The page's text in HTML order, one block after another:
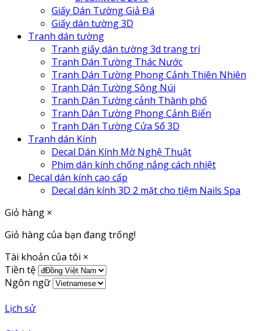
Giấy Dán Tường Giả Đá
Giấy dán tường 3D
Tranh dán tường
Tranh giấy dán tường 3d trang trí
Tranh Dán Tường Thác Nước
Tranh Dán Tường Phong Cảnh Thiên Nhiên
Tranh Dán Tường Sông Núi
Tranh Dán Tường cảnh Thành phố
Tranh Dán Tường Phong Cảnh Biển
Tranh Dán Tường Cửa Sổ 3D
Tranh dán Kính
Decal Dán Kính Mờ Nghệ Thuật
Phim dán kính chống nắng cách nhiệt
Decal dán kính cao cấp
Decal dán kính 3D 2 mặt cho tiệm Nails Spa
Giỏ hàng ×
Giỏ hàng của bạn đang trống!
Tài khoản của tôi ×
Tiền tệ
Ngôn ngữ
Lịch sử